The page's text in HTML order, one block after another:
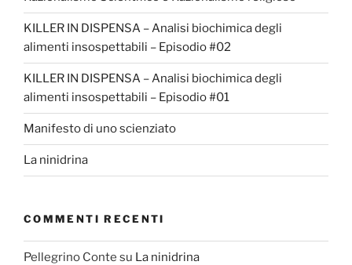
KILLER IN DISPENSA – Analisi biochimica degli
alimenti insospettabili – Episodio #02
KILLER IN DISPENSA – Analisi biochimica degli
alimenti insospettabili – Episodio #01
Manifesto di uno scienziato
La ninidrina
COMMENTI RECENTI
Pellegrino Conte su La ninidrina